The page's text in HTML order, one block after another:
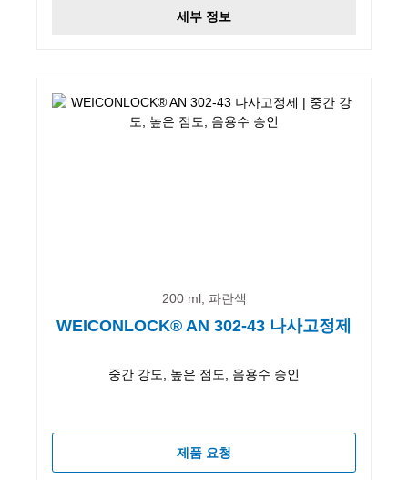
세부 정보
200 ml, 파란색
WEICONLOCK® AN 302-43 나사고정제
중간 강도, 높은 점도, 음용수 승인
제품 요청